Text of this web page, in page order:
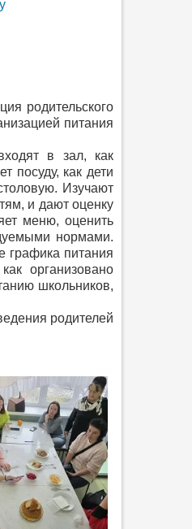
родительского
питания
в зал, как
посуду, как дети
Изучают
и дают оценку
меню, оценить
нормами.
графика питания
организовано
школьников,
родителей